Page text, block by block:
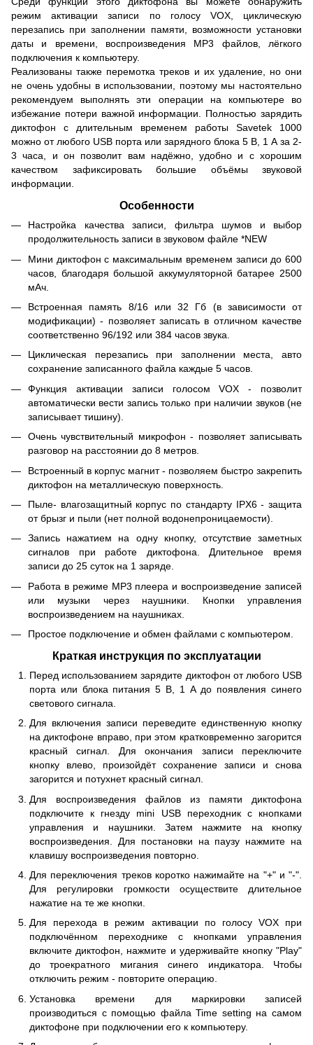
режим активации записи по голосу VOX, циклическую
перезапись при заполнении памяти, возможности установки
даты и времени, воспроизведения МР3 файлов, лёгкого
подключения к компьютеру.
Реализованы также перемотка треков и их удаление, но они
не очень удобны в использовании, поэтому мы настоятельно
рекомендуем выполнять эти операции на компьютере во
избежание потери важной информации. Полностью зарядить
диктофон с длительным временем работы Savetek 1000
можно от любого USB порта или зарядного блока 5 В, 1 А за 2-
3 часа, и он позволит вам надёжно, удобно и с хорошим
качеством зафиксировать большие объёмы звуковой
информации.
Особенности
Настройка качества записи, фильтра шумов и выбор
продолжительность записи в звуковом файле *NEW
Мини диктофон с максимальным временем записи до 600
часов, благодаря большой аккумуляторной батарее 2500
мАч.
Встроенная память 8/16 или 32 Гб (в зависимости от
модификации) - позволяет записать в отличном качестве
соответственно 96/192 или 384 часов звука.
Циклическая перезапись при заполнении места, авто
сохранение записанного файла каждые 5 часов.
Функция активации записи голосом VOX - позволит
автоматически вести запись только при наличии звуков (не
записывает тишину).
Очень чувствительный микрофон - позволяет записывать
разговор на расстоянии до 8 метров.
Встроенный в корпус магнит - позволяем быстро закрепить
диктофон на металлическую поверхность.
Пыле- влагозащитный корпус по стандарту IPX6 - защита
от брызг и пыли (нет полной водонепроницаемости).
Запись нажатием на одну кнопку, отсутствие заметных
сигналов при работе диктофона. Длительное время
записи до 25 суток на 1 заряде.
Работа в режиме МР3 плеера и воспроизведение записей
или музыки через наушники. Кнопки управления
воспроизведением на наушниках.
Простое подключение и обмен файлами с компьютером.
Краткая инструкция по эксплуатации
Перед использованием зарядите диктофон от любого USB
порта или блока питания 5 В, 1 А до появления синего
светового сигнала.
Для включения записи переведите единственную кнопку
на диктофоне вправо, при этом кратковременно загорится
красный сигнал. Для окончания записи переключите
кнопку влево, произойдёт сохранение записи и снова
загорится и потухнет красный сигнал.
Для воспроизведения файлов из памяти диктофона
подключите к гнезду mini USB переходник с кнопками
управления и наушники. Затем нажмите на кнопку
воспроизведения. Для постановки на паузу нажмите на
клавишу воспроизведения повторно.
Для переключения треков коротко нажимайте на "+" и "-".
Для регулировки громкости осуществите длительное
нажатие на те же кнопки.
Для перехода в режим активации по голосу VOX при
подключённом переходнике с кнопками управления
включите диктофон, нажмите и удерживайте кнопку "Play"
до троекратного мигания синего индикатора. Чтобы
отключить режим - повторите операцию.
Установка времени для маркировки записей
производиться с помощью файла Time setting на самом
диктофоне при подключении его к компьютеру.